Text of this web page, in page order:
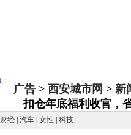
广告 > 西安城市网 > 新
扣仓年底福利收官，
财经 汽车 女性 科技